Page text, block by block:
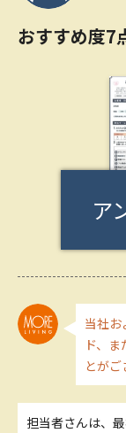
おすすめ度7
ア
当社お
ド、
とが
担当者さんは、